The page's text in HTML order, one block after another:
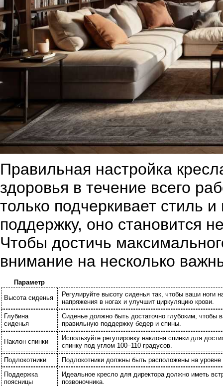
Правильная настройка
здоровья в течение всего
только подчеркивает стиль
поддержку, оно становится
Чтобы достичь
внимание на несколько
Параметр
Высота сиденья
Регулируйте высоту сиденья так, чтобы ваши ноги
напряжения в ногах и улучшит циркуляцию крови.
Глубина
сиденья
Сиденье должно быть достаточно глубоким, чтобы
правильную поддержку бедер и спины.
Наклон спинки
Используйте регулировку наклона спинки для
спинку под углом 100–110 градусов.
Подлокотники
Подлокотники должны быть расположены на
Поддержка
поясницы
Идеальное кресло для директора должно иметь
позвоночника.